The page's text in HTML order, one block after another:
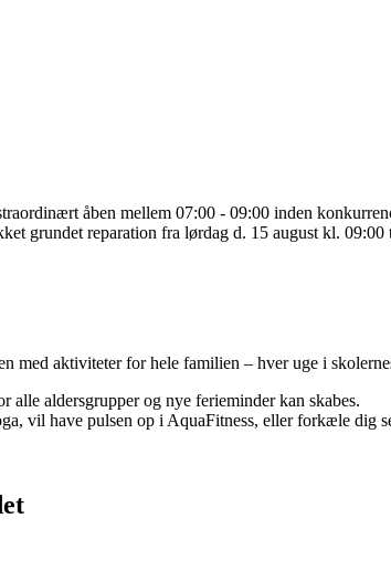
åben mellem 07:00 - 09:00 inden
grundet reparation fra lørdag d. 15 august kl. 09:00
med aktiviteter for hele familien – hver uge i
alle aldersgrupper og nye ferieminder kan skabes.
vil have pulsen op i AquaFitness, eller forkæle dig